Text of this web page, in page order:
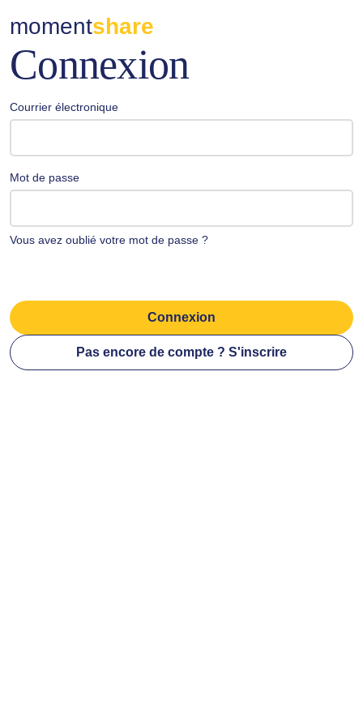
momentshare
Connexion
Courrier électronique
Mot de passe
Vous avez oublié votre mot de passe ?
Connexion
Pas encore de compte ? S'inscrire